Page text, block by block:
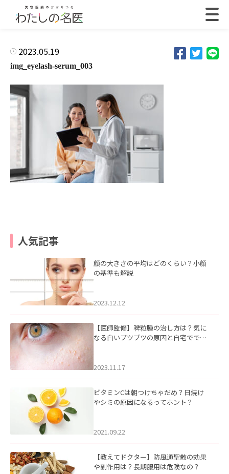
2023.05.19
img_eyelash-serum_003
人気記事
顔の大きさの平均はどのくらい？小顔
の基準も解説
2023.12.12
【医師監修】稗粒腫の治し方は？気に
なる白いブツブツの原因と自宅ででき
2023.11.17
ビタミンCは朝つけちゃだめ？日焼け
やシミの原因になるってホント？
2021.09.22
【教えてドクター】防風通聖散の効果
や副作用は？長期服用は危険なの？